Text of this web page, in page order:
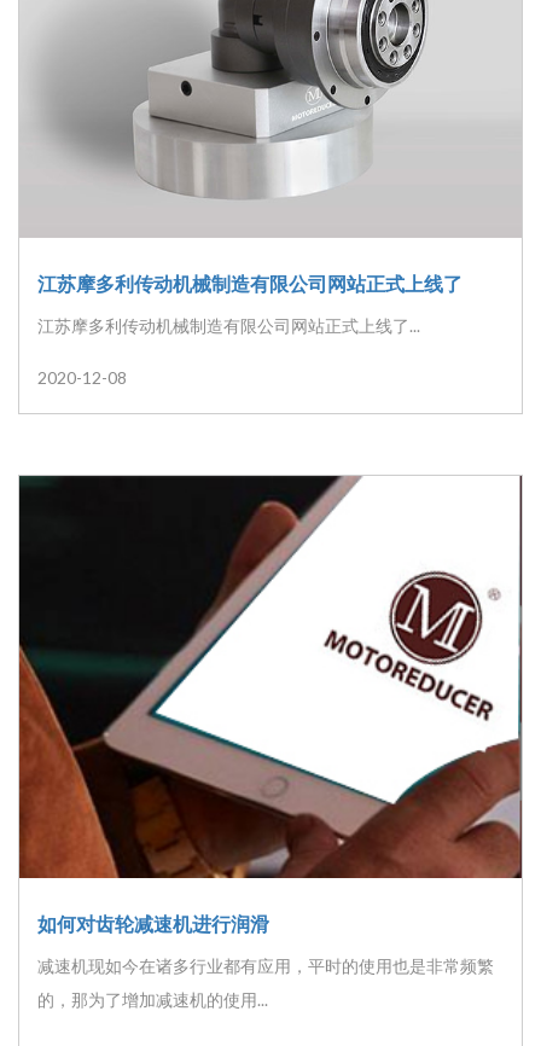
江苏摩多利传动机械制造有限公司网站正式上线了
江苏摩多利传动机械制造有限公司网站正式上线了...
2020-12-08
如何对齿轮减速机进行润滑
减速机现如今在诸多行业都有应用，平时的使用也是非常频繁
的，那为了增加减速机的使用...